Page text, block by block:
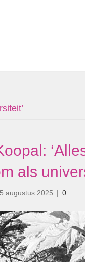
als
augustus 2025 | 0